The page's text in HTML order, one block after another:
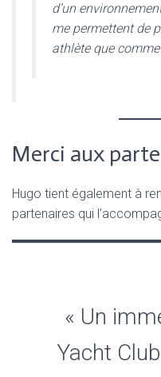
d’un
me permettent de
athlète que
Merci aux
Hugo tient également à
partenaires qui
« Un
Yacht